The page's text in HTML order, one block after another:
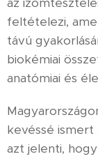
feltételezi,
távú
biokémiai
anatómiai és
kevéssé
azt jelenti,